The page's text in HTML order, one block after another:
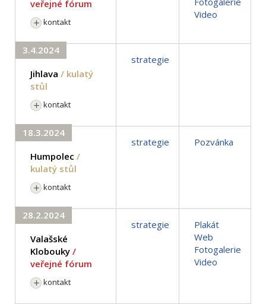
veřejné fórum
kontakt
Video
3.4.2024
Jihlava / kulatý
stůl
kontakt
strategie
18.3.2024
Humpolec /
kulatý stůl
kontakt
strategie Pozvánka
28.2.2024
Valašské
Klobouky /
veřejné fórum
kontakt
strategie
Plakát
Web
Fotogalerie
Video